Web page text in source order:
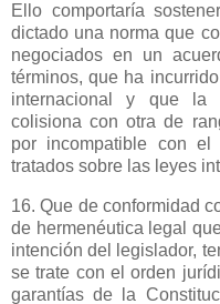
Ello comportaría
dictado una norma que
negociados en un
términos, que ha
internacional y que la
colisiona con otra de
por incompatible con
tratados sobre las leyes
16. Que de conformidad
de hermenéutica legal
intención del legislador,
se trate con el orden
garantías de
la